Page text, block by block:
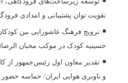
تقویت توان پشتیبانی و امدادی
ترویج فرهنگ عاشورایی بین
حسینیه کودک در موکب محبان
تقدیر معاون اول رئیس‌جمهور از
و ناوبری هوایی ایران/ حماسه حضور